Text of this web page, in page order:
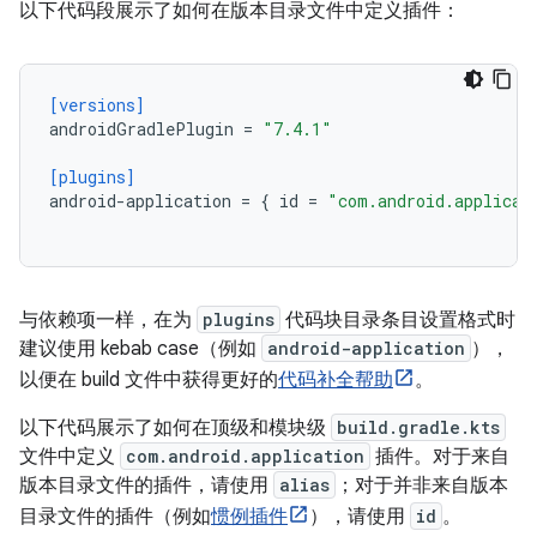
以下代码段展示了如何在版本目录文件中定义插件：
[versions]
androidGradlePlugin = "7.4.1"
[plugins]
android-application = { id =
与依赖项一样，在为 plugins 代码块目录条目设置格式时
建议使用 kebab case（例如 android-application ），
以便在 build 文件中获得更好的代码补全帮助
。
以下代码展示了如何在顶级和模块级 build.gradle.kts
文件中定义 com.android.application 插件。对于来自
版本目录文件的插件，请使用 alias
；对于并非来自版本
目录文件的插件（例如惯例插件 ），请使用 id 。